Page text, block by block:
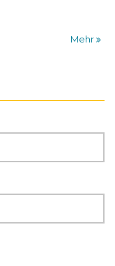
Mehr